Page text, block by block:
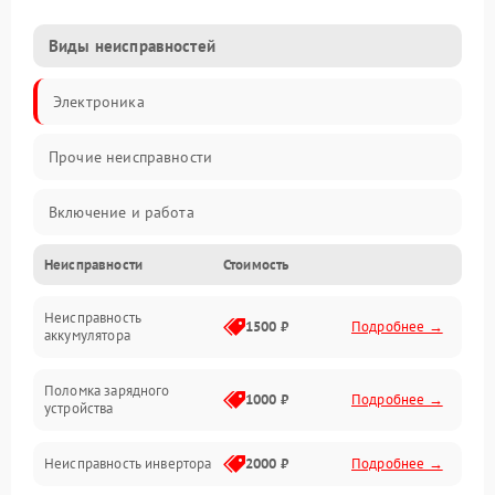
Виды неисправностей
Электроника
Прочие неисправности
Включение и работа
Работа с нагрузкой
Звук и индикация
Неисправности Стоимость
Неисправность
аккумулятора
1500 ₽ Подробнее →
Поломка зарядного
устройства
1000 ₽ Подробнее →
Неисправность инвертора 2000 ₽ Подробнее →